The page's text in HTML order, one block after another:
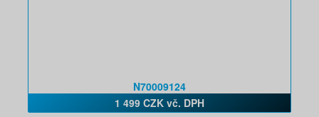
N70009124
1 499 CZK vč. DPH